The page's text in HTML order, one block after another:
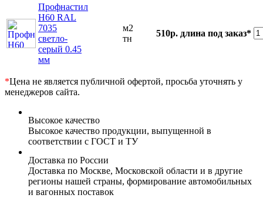
Профнастил
Н60 RAL
7035
светло-
серый 0.45
мм
м2
тн
510р. длина под заказ*
*Цена не является публичной офертой, просьба уточнять у
менеджеров сайта.
Высокое качество
Высокое качество продукции, выпущенной в
соответствии с ГОСТ и ТУ
Доставка по России
Доставка по Москве, Московской области и в другие
регионы нашей страны, формирование автомобильных
и вагонных поставок